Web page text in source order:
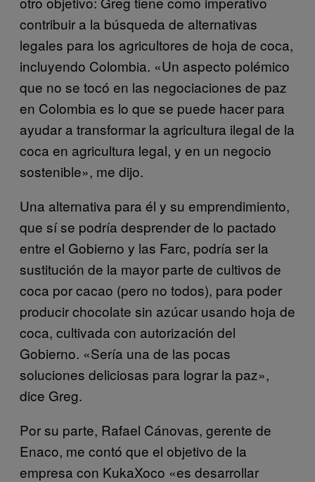
contribuir a la búsqueda de alternativas
legales para los agricultores de hoja de coca,
incluyendo Colombia. «Un aspecto polémico
que no se tocó en las negociaciones de paz
en Colombia es lo que se puede hacer para
ayudar a transformar la agricultura ilegal de la
coca en agricultura legal, y en un negocio
sostenible», me dijo.
Una alternativa para él y su emprendimiento,
que sí se podría desprender de lo pactado
entre el Gobierno y las Farc, podría ser la
sustitución de la mayor parte de cultivos de
coca por cacao (pero no todos), para poder
producir chocolate sin azúcar usando hoja de
coca, cultivada con autorización del
Gobierno. «Sería una de las pocas
soluciones deliciosas para lograr la paz»,
dice Greg.
Por su parte, Rafael Cánovas, gerente de
Enaco, me contó que el objetivo de la
empresa con KukaXoco «es desarrollar